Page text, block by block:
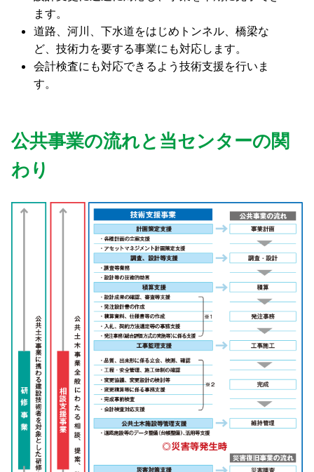
ます。
道路、河川、下水道をはじめトンネル、橋梁な
ど、技術力を要する事業にも対応します。
会計検査にも対応できるよう技術支援を行いま
す。
公共事業の流れと当センターの関
わり